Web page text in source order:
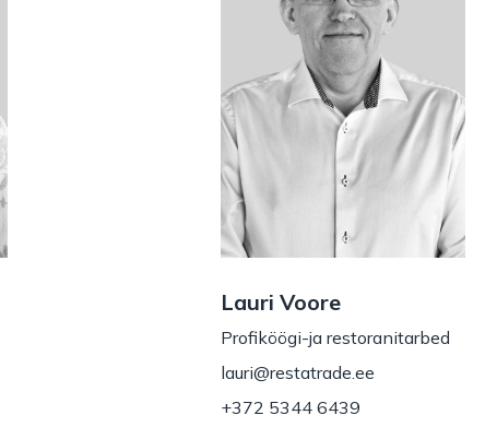
Lauri Voore
Profiköögi-ja restoranitarbed
lauri@restatrade.ee
+372 5344 6439